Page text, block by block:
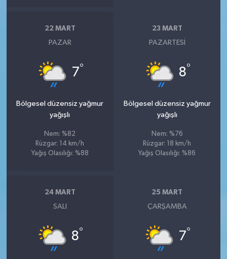
22 MART
PAZAR
7°
Bölgesel düzensiz yağmur
yağışlı
Nem: %82
Rüzgar: 14 km/h
Yağış Olasılığı: %88
23 MART
PAZARTESI
8°
Bölgesel düzensiz yağmur
yağışlı
Nem: %76
Rüzgar: 18 km/h
Yağış Olasılığı: %86
24 MART
SALI
8°
25 MART
ÇARŞAMBA
7°